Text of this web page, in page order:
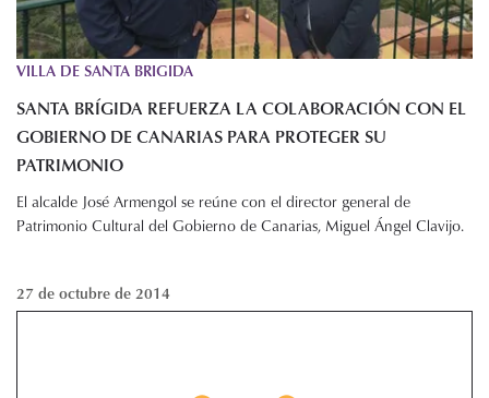
VILLA DE SANTA BRIGIDA
SANTA BRÍGIDA REFUERZA LA COLABORACIÓN CON EL
GOBIERNO DE CANARIAS PARA PROTEGER SU
PATRIMONIO
El alcalde José Armengol se reúne con el director general de
Patrimonio Cultural del Gobierno de Canarias, Miguel Ángel Clavijo.
27 de octubre de 2014